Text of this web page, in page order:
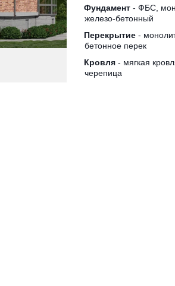
Фундамент - ФБС,
железо-бетонный
Перекрытие -
бетонное перек
Кровля - мягкая
черепица